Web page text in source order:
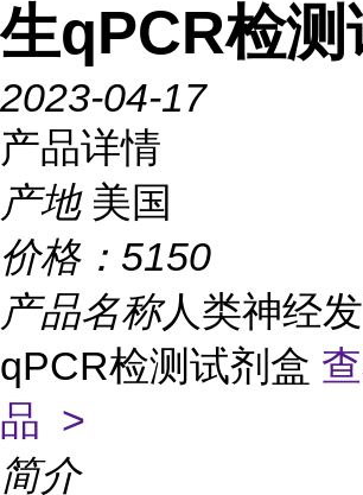
生qPCR检测
2023-04-17
产品详情
产地 美国
价格： 5150
产品名称人类神经
qPCR检测试剂盒
品 >
简介